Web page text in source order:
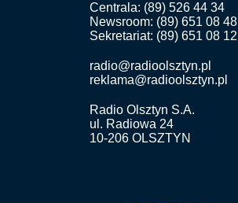
Centrala: (89) 526 44 34
Newsroom: (89) 651 08 48
Sekretariat: (89) 651 08 12
radio@radioolsztyn.pl
reklama@radioolsztyn.pl
Radio Olsztyn S.A.
ul. Radiowa 24
10-206 OLSZTYN